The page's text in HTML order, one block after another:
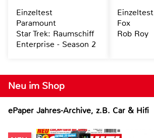
Neu im Shop
ePaper Jahres-Archive, z.B. Car & Hifi
Einzeltest
Paramount
Star Trek: Raumschiff
Enterprise - Season 2
Einzeltest
Fox
Rob Roy